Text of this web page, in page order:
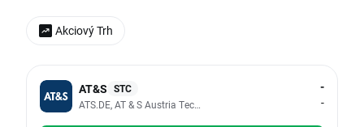
AT&S STC
ATS.DE, AT & S Austria Technologie & Systemtechnik AG
-
-
Akciový Trh